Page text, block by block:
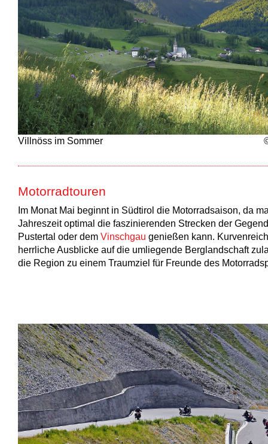
Villnöss im Sommer
Motorradtouren
Im Monat Mai beginnt in Südtirol die Motorradsaison, da
Jahreszeit optimal die faszinierenden Strecken der
Pustertal oder dem Vinschgau genießen kann.
herrliche Ausblicke auf die umliegende Berglandschaft
die Region zu einem Traumziel für Freunde des